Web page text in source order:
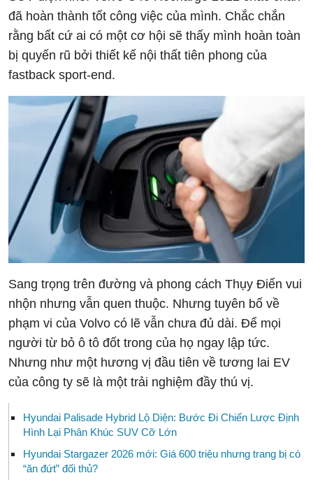
đã hoàn thành tốt công việc của mình. Chắc chắn
rằng bất cứ ai có một cơ hội sẽ thấy mình hoàn toàn
bị quyến rũ bởi thiết kế nội thất tiên phong của
fastback sport-end.
Sang trọng trên đường và phong cách Thụy Điển vui
nhộn nhưng vẫn quen thuộc. Nhưng tuyên bố về
phạm vi của Volvo có lẽ vẫn chưa đủ dài. Để mọi
người từ bỏ ô tô đốt trong của họ ngay lập tức.
Nhưng như một hương vị đầu tiên về tương lai EV
của công ty sẽ là một trải nghiệm đầy thú vị.
Hyundai Palisade Hybrid Lộ Diện: Bước Đi Chiến Lược Định
Hình Lại Phân Khúc SUV Cỡ Lớn
Hyundai Stargazer 2026 mới: Giá 600 triệu nhưng trang bị có
“ăn đứt” đối thủ?